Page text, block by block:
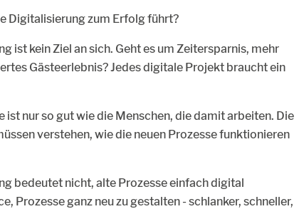
Digitalisierung zum Erfolg führt?
ist kein Ziel an sich. Geht es um Zeitersparnis, mehr
Gästeerlebnis? Jedes digitale Projekt braucht ein
ist nur so gut wie die Menschen, die damit arbeiten. Die
verstehen, wie die neuen Prozesse funktionieren
bedeutet nicht, alte Prozesse einfach digital
Prozesse ganz neu zu gestalten - schlanker, schneller,